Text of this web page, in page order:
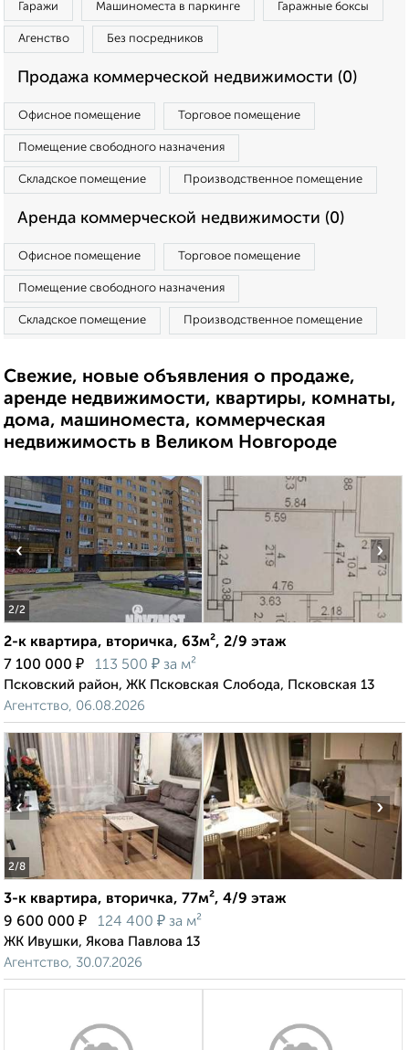
Гаражи Машиноместа в паркинге Гаражные боксы
Агенство Без посредников
Продажа коммерческой недвижимости (0)
Офисное помещение Торговое помещение
Помещение свободного назначения
Складское помещение Производственное помещение
Аренда коммерческой недвижимости (0)
Офисное помещение Торговое помещение
Помещение свободного назначения
Складское помещение Производственное помещение
Свежие, новые объявления о продаже,
аренде недвижимости, квартиры, комнаты,
дома, машиноместа, коммерческая
недвижимость в Великом Новгороде
2/2
‹ ›
2-к квартира, вторичка, 63м², 2/9 этаж
7 100 000 ₽ 113 500 ₽ за м²
Псковский район, ЖК Псковская Слобода, Псковская 13
Агентство, 06.08.2026
2/8
‹ ›
3-к квартира, вторичка, 77м², 4/9 этаж
9 600 000 ₽ 124 400 ₽ за м²
ЖК Ивушки, Якова Павлова 13
Агентство, 30.07.2026